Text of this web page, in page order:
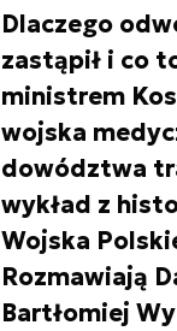
Dlaczego
zastąpił i co
ministrem
wojska
dowództwa
wykład z
Wojska
Rozmawiają
Bartłomiej